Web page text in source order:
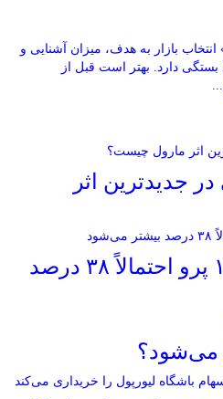
بازار به هدف، میزان آشنایی و
دارد. بهتر است قبل از
جدیدترین اثر
هزینه تولید آیفون ۱۸ پرو احتمالاً ۳۸ درصد